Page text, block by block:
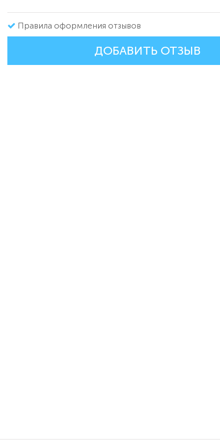
Правила оформления отзывов
ДОБАВИТЬ ОТЗЫВ